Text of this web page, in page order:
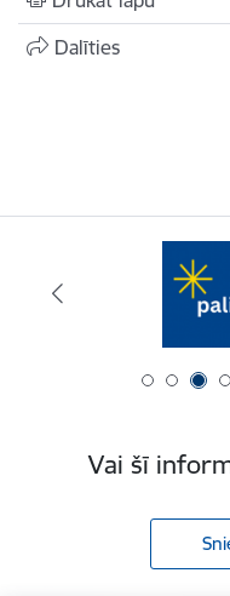
Dalīties
Vai šī